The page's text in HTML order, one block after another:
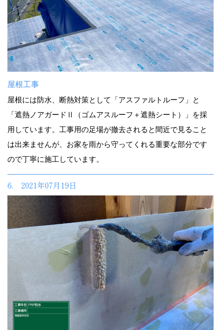
屋根工事
屋根には防水、断熱対策として「アスファルトルーフ」と
「遮熱ノアガードⅡ（ゴムアスルーフ＋遮熱シート）」を採
用しています。工事用の足場が撤去されると間近で見ること
は出来ませんが、お家を雨から守ってくれる重要な部分です
ので丁寧に施工しています。
6. 2021年07月19日